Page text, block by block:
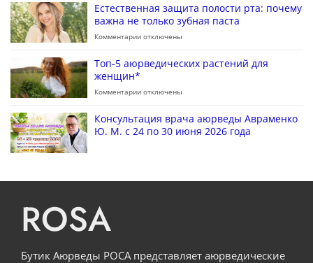
Естественная защита полости рта: почему
важна не только зубная паста
Комментарии отключены
Топ-5 аюрведических растений для
женщин*
Комментарии отключены
Консультация врача аюрведы Авраменко
Ю. М. с 24 по 30 июня 2026 года
ROSA
Бутик Аюрведы РОСА представляет аюрведические